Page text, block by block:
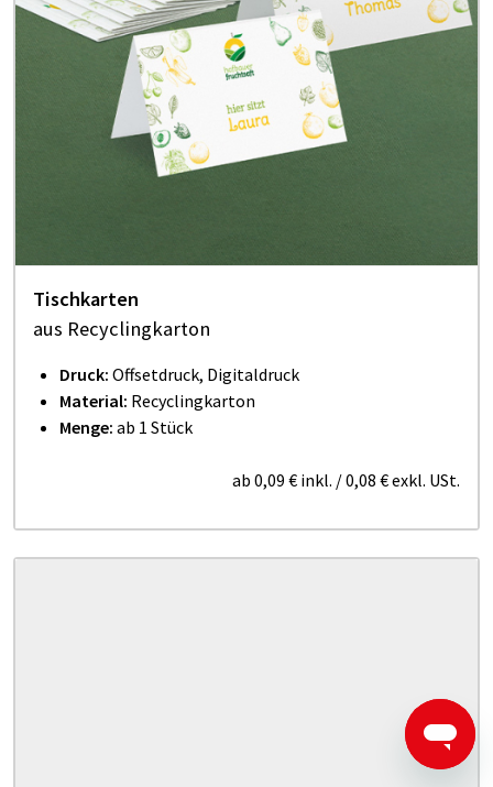
Tischkarten
aus Recyclingkarton
Druck: Offsetdruck, Digitaldruck
Material: Recyclingkarton
Menge: ab 1 Stück
ab 0,09 € inkl. /0,08 €exkl. USt.